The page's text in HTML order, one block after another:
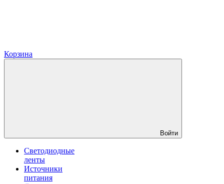
Корзина
Войти
Светодиодные
ленты
Источники
питания